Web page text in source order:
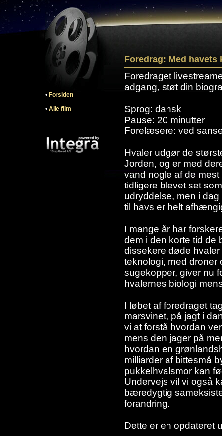
• Forsiden
• Alle film
Foredrag: Med
Foredraget
adgang, støt din
Sprog: dansk
Pause: 20 minutter
Forelæsere: ved
Hvaler udgør de
Jorden, og er med
vand nogle af de
tidligere blevet set
udryddelse, men i
til havs er helt
I mange år har
dem i den korte tid de
dissekere døde
teknologi, med
sugekopper, giver nu
hvalernes biologi
I løbet af foredraget
marsvinet, på jagt i
vi at forstå hvordan
mens den jager på
hvordan en
milliarder af bittesmå
pukkelhvalsmor kan
Undervejs vil vi også
bæredygtig
forandring.
Dette er en opdateret